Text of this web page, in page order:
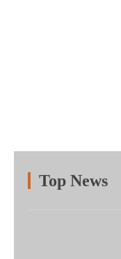
Top News